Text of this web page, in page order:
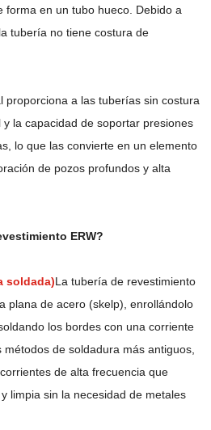
forma en un tubo hueco. Debido a
tubería no tiene costura de
proporciona a las tuberías sin costura
la capacidad de soportar presiones
lo que las convierte en un elemento
de pozos profundos y alta
ERW?
soldada)La tubería de revestimiento
plana de acero (skelp), enrollándolo
los bordes con una corriente
de soldadura más antiguos,
de alta frecuencia que
limpia sin la necesidad de metales